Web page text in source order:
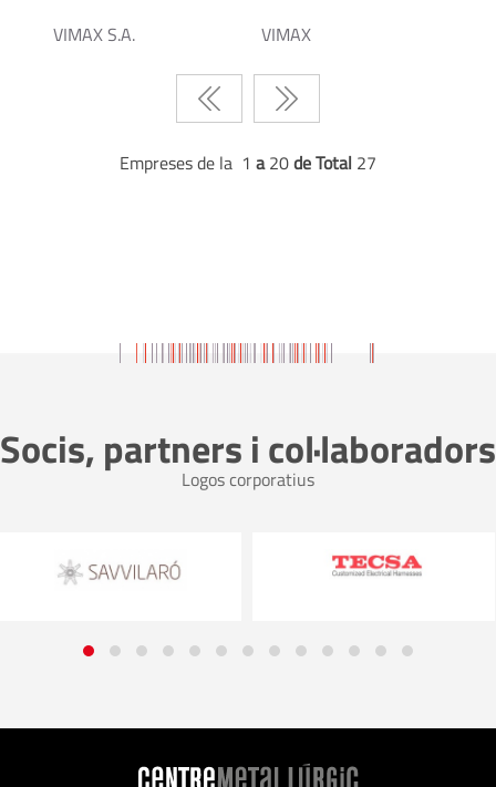
VIMAX S.A. VIMAX
Empreses de la 1 a20de Total 27
Socis, partners i col·laboradors
Logos corporatius